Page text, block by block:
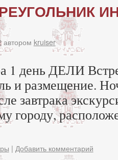
автором kruiser
1 день ДЕЛИ
и размещение.
завтрака
городу,
| Добавить комментарий